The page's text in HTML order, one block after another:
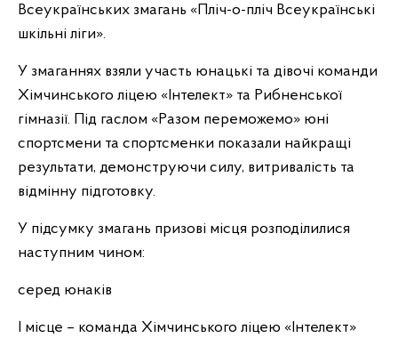
Всеукраїнських змагань «Пліч-о-пліч Всеукраїнські
шкільні ліги».
У змаганнях взяли участь юнацькі та дівочі команди
Хімчинського ліцею «Інтелект» та Рибненської
гімназії. Під гаслом «Разом переможемо» юні
спортсмени та спортсменки показали найкращі
результати, демонструючи силу, витривалість та
відмінну підготовку.
У підсумку змагань призові місця розподілилися
наступним чином:
серед юнаків
І місце – команда Хімчинського ліцею «Інтелект»